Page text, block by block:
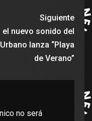
Siguiente
el nuevo sonido del
lanza “Playa
de Verano”
no será